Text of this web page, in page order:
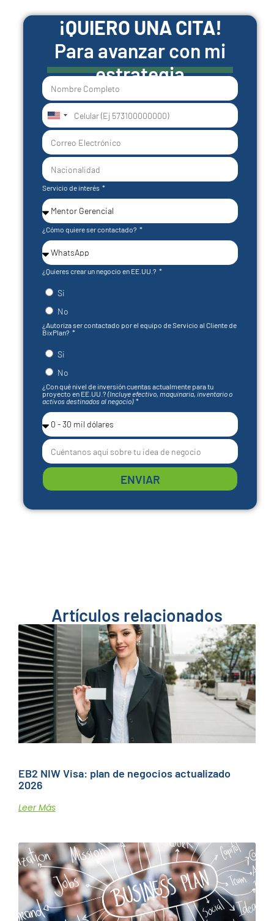
¡QUIERO UNA CITA!
Para avanzar con mi
estrategia
United
States
+1
Servicio de interés
¿Cómo quiere ser contactado?
¿Quieres crear un negocio en EE.UU.?
Si
No
¿Autoriza ser contactado por el equipo de Servicio al Cliente de
BixPlan?
Si
No
¿Con qué nivel de inversión cuentas actualmente para tu
proyecto en EE.UU.? (Incluye efectivo, maquinaria, inventario o
activos destinados al negocio)
ENVIAR
Artículos relacionados
EB2 NIW Visa: plan de negocios actualizado
2026
Leer Más